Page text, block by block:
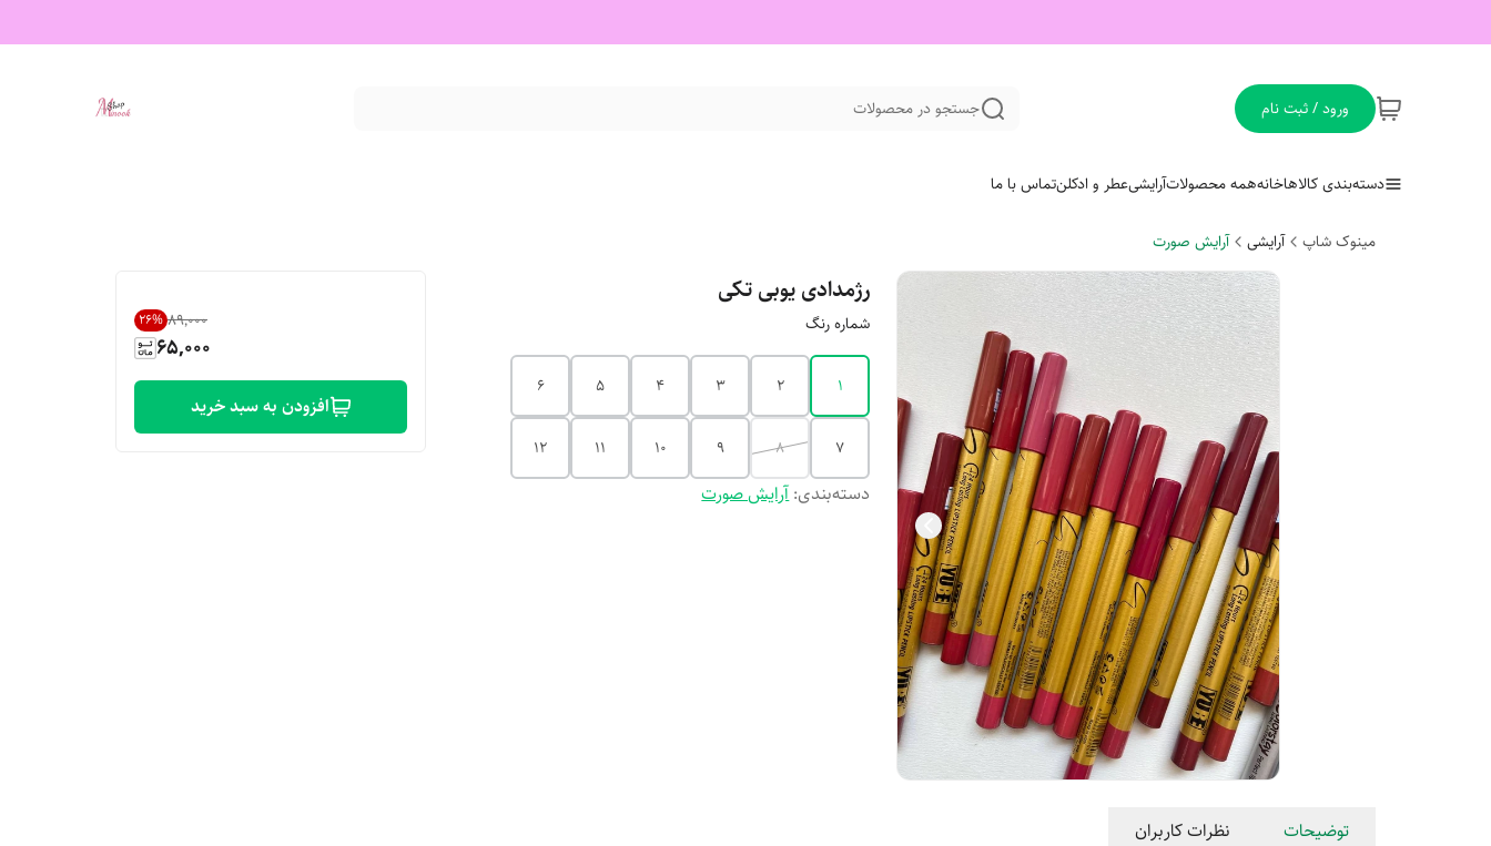
ورود / ثبت نام جستجو در محصولات
دسته‌بندی کالاهاخانههمه محصولاتآرایشیعطر و ادکلنتماس با ما
مینوک شاپ آرایشی آرایش صورت
رژمدادی یوبی تکی
شماره رنگ
1
2
3
4
5
6
7
8
9
10
11
12
دسته‌بندی:آرایش صورت
۸۹٬۰۰۰ 26%
65,000
افزودن به سبد خرید
توضیحات نظرات کاربران